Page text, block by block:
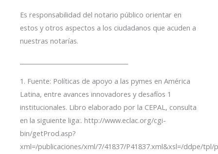
Es responsabilidad del notario público orientar en
estos y otros aspectos a los ciudadanos que acuden a
nuestras notarías.
1. Fuente: Políticas de apoyo a las pymes en América
Latina, entre avances innovadores y desafíos 1
institucionales. Libro elaborado por la CEPAL, consulta
en la siguiente liga:. http://www.eclac.org/cgi-
bin/getProd.asp?
xml=/publicaciones/xml/7/41837/P41837.xml&xsl=/ddpe/